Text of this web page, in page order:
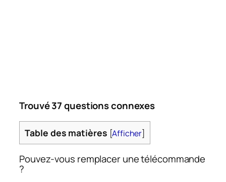
Trouvé 37 questions connexes
Table des matières [Afficher]
Pouvez-vous remplacer une télécommande
?